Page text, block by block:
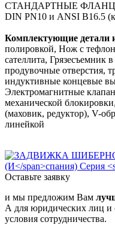
СТАНДАРТНЫЕ
DIN PN10 и ANSI B16.5
Комплектующие детали
полировкой, Нож с
сателлита,
продувочные отверстия,
индуктивные концевые
Электромагнитные
механической
(маховик, редуктор), V-
линейкой
Оставьте заявку
и мы предложим Вам
А для юридических лиц и
условия сотрудничества.